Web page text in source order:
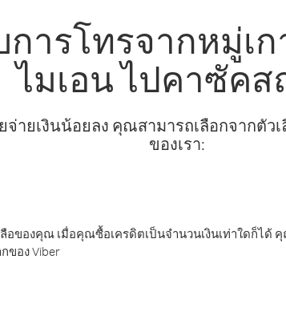
ารโทรจากหมู่เ
ไมเอน ไปคาซัคส
ายเงินน้อยลง คุณสามารถเลือกจากตัว
ของเรา:
ลือของคุณ เมื่อคุณซื้อเครดิตเป็นจำนวนเงินเท่าใดก็ไ
ของ Viber